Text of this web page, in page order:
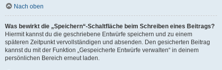
Nach oben
Was bewirkt die „Speichern“-Schaltfläche beim Schreiben eines Beitrags?
Hiermit kannst du die geschriebene Entwürfe speichern und zu einem
späteren Zeitpunkt vervollständigen und absenden. Den gesicherten Beitrag
kannst du mit der Funktion „Gespeicherte Entwürfe verwalten“ in deinem
persönlichen Bereich erneut laden.